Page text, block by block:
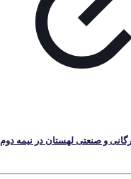
و صنعتی لهستان در نیمه دوم